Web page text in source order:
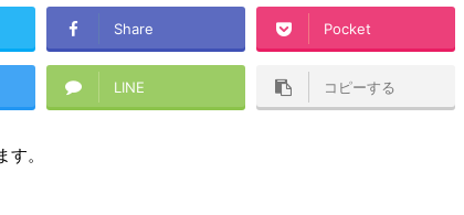
Share Pocket
LINE コピーする
。